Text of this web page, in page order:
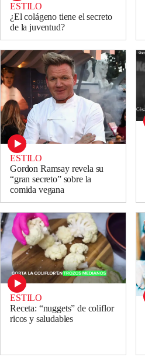
ESTILO
¿El colágeno tiene el secreto
de la juventud?
ESTILO
Gordon Ramsay revela su
“gran secreto” sobre la
comida vegana
ESTILO
Receta: “nuggets” de coliflor
ricos y saludables